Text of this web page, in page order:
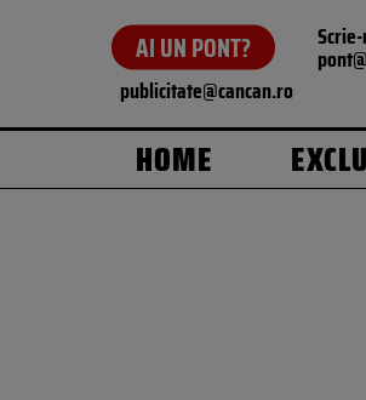
AI UN PONT?
publicitate@cancan.ro
HOME